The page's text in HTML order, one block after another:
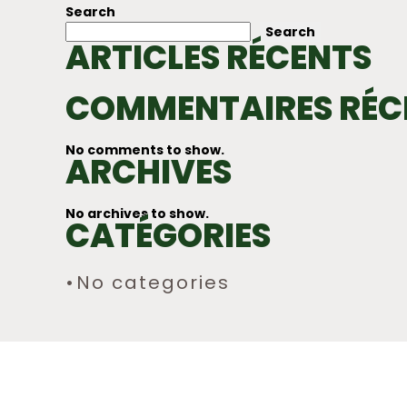
NAVIGATION
Search
Search
ARTICLES RÉCENTS
COMMENTAIRES
No comments to show.
ARCHIVES
No archives to show.
CATÉGORIES
No categories